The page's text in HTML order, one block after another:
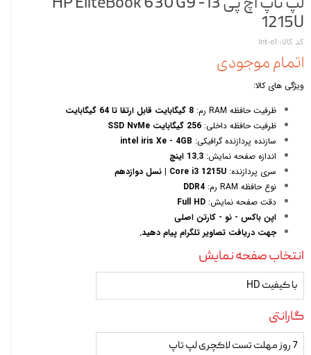
1215U
کد کالا: int-o1
اتمام موجودی
ویژگی های کالا:
ظرفیت حافظه RAM رم:
8 گیگابایت قابل ارتقا تا 64 گیگابایت
ظرفیت حافظه داخلی: 256 گیگابایت SSD NvMe
سازنده پردازنده گرافیکی: intel iris Xe - 4GB
اندازه صفحه نمایش: 13.3 اینچ
سری پردازنده: Core i3 1215U | نسل دوازدهم
نوع حافظه RAM رم:
DDR4
دقت صفحه نمایش: Full HD
اپن باکس - نو - کارتن اصلی
جهت دریافت تصاویر تلگرام پیام دهید.
انتخاب صفحه نمایش
با کیفیت HD
گارانتی
7 روز مهلت تست لاکچری لپ تاپ